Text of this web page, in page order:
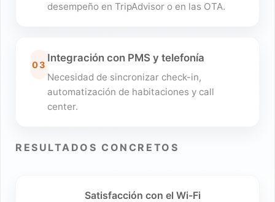
desempeño en TripAdvisor o en las OTA.
03
Integración con PMS y telefonía
Necesidad de sincronizar check-in,
automatización de habitaciones y call
center.
RESULTADOS CONCRETOS
Satisfacción con el Wi-Fi